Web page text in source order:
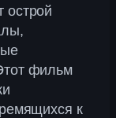
острой
фильм
к